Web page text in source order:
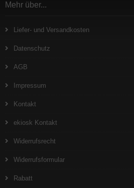
Mehr über...
Liefer- und Versandkosten
Datenschutz
AGB
Impressum
Kontakt
ekiosk Kontakt
Widerrufsrecht
Widerrufsformular
Rabatt